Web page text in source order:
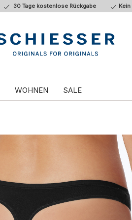
30 Tage kostenlose Rückgabe
WOHNEN SALE